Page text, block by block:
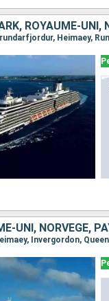
ROYAUME-UNI,
UNI, NORVÈGE,